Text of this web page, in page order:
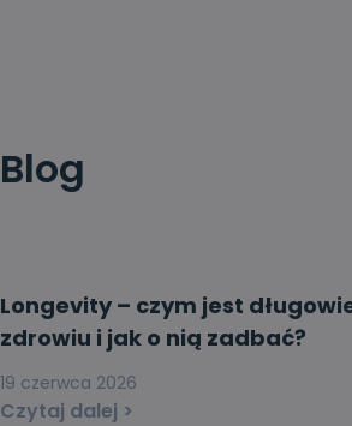
Blog
Longevity – czym jest
zdrowiu i jak o nią zadbać?
Czytaj dalej >
19 czerwca 2026